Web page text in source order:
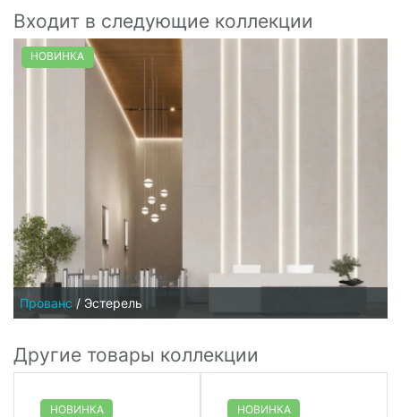
Входит в следующие коллекции
НОВИНКА
Прованс / Эстерель
Другие товары коллекции
НОВИНКА НОВИНКА